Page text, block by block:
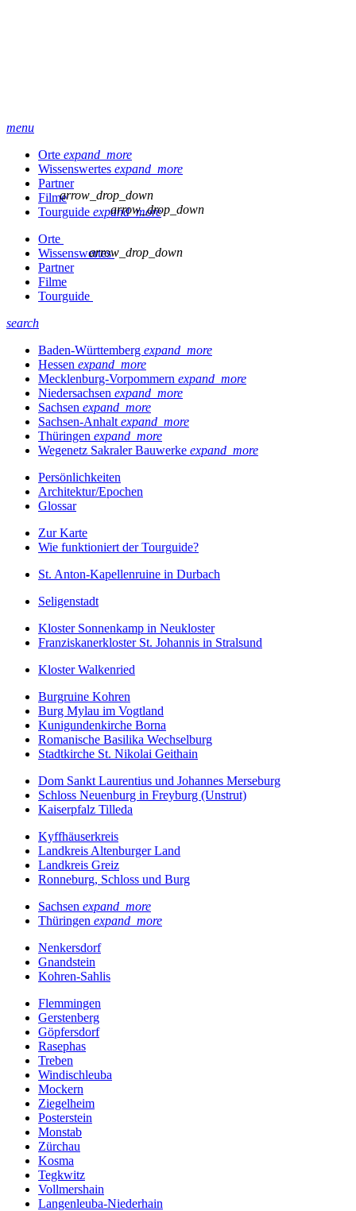
menu
Orte expand_more
Wissenswertes expand_more
Partner
Filme
Tourguide expand_more
Orte
arrow_drop_down
Wissenswertes
arrow_drop_down
Partner
Filme
Tourguide
arrow_drop_down
search
Baden-Württemberg expand_more
Hessen expand_more
Mecklenburg-Vorpommern expand_more
Niedersachsen expand_more
Sachsen expand_more
Sachsen-Anhalt expand_more
Thüringen expand_more
Wegenetz Sakraler Bauwerke expand_more
Persönlichkeiten
Architektur/Epochen
Glossar
Zur Karte
Wie funktioniert der Tourguide?
St. Anton-Kapellenruine in Durbach
Seligenstadt
Kloster Sonnenkamp in Neukloster
Franziskanerkloster St. Johannis in Stralsund
Kloster Walkenried
Burgruine Kohren
Burg Mylau im Vogtland
Kunigundenkirche Borna
Romanische Basilika Wechselburg
Stadtkirche St. Nikolai Geithain
Dom Sankt Laurentius und Johannes Merseburg
Schloss Neuenburg in Freyburg (Unstrut)
Kaiserpfalz Tilleda
Kyffhäuserkreis
Landkreis Altenburger Land
Landkreis Greiz
Ronneburg, Schloss und Burg
Sachsen expand_more
Thüringen expand_more
Nenkersdorf
Gnandstein
Kohren-Sahlis
Flemmingen
Gerstenberg
Göpfersdorf
Rasephas
Treben
Windischleuba
Mockern
Ziegelheim
Posterstein
Monstab
Zürchau
Kosma
Tegkwitz
Vollmershain
Langenleuba-Niederhain